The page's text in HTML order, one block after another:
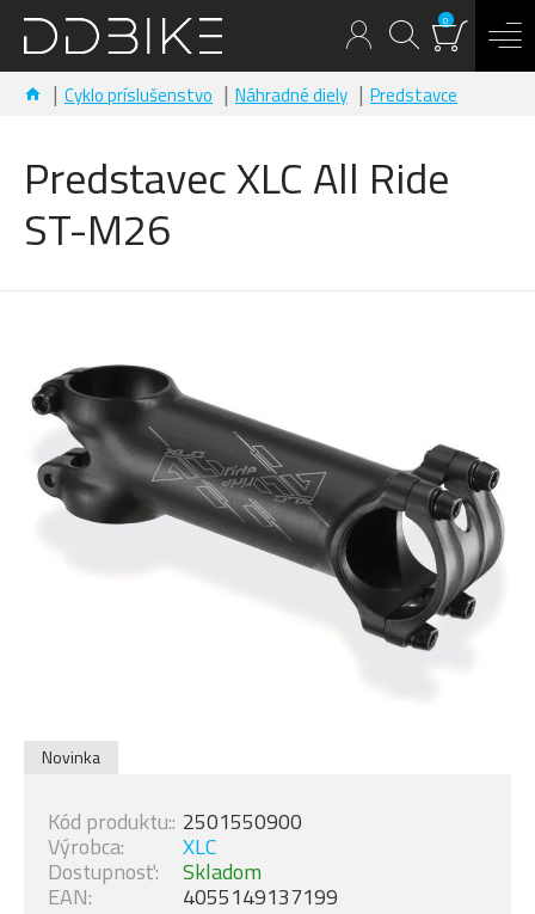
0
Cyklo príslušenstvo Náhradné diely Predstavce
Predstavec XLC All Ride
ST-M26
Novinka
Dostupnosť: Skladom
Výrobca: XLC
Kód produktu:: 2501550900
EAN: 4055149137199